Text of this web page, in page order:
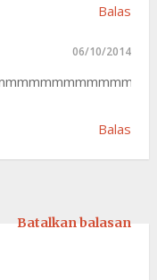
Balas
06/10/2014
Balas
Batalkan balasan